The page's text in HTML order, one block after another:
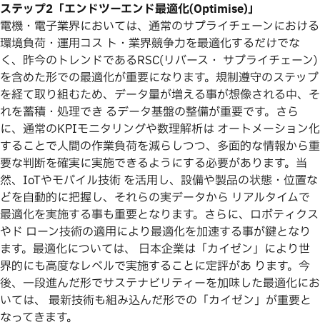
ステップ2「エンドツーエンド最適化(Optimise)」
電機・電子業界においては、通常のサプライチェーンにおける
環境負荷・運用コス ト・業界競争力を最適化するだけでな
く、昨今のトレンドであるRSC(リバース・ サプライチェーン)
を含めた形での最適化が重要になります。規制遵守のステップ
を経て取り組むため、データ量が増える事が想像される中、そ
れを蓄積・処理でき るデータ基盤の整備が重要です。さら
に、通常のKPIモニタリングや数理解析は オートメーション化
することで人間の作業負荷を減らしつつ、多面的な情報から重
要な判断を確実に実施できるようにする必要があります。当
然、IoTやモバイル技術 を活用し、設備や製品の状態・位置な
どを自動的に把握し、それらの実データから リアルタイムで
最適化を実施する事も重要となります。さらに、ロボティクス
やド ローン技術の適用により最適化を加速する事が鍵となり
ます。最適化については、 日本企業は「カイゼン」により世
界的にも高度なレベルで実施することに定評があ ります。今
後、一段進んだ形でサステナビリティーを加味した最適化にお
いては、 最新技術も組み込んだ形での「カイゼン」が重要と
なってきます。